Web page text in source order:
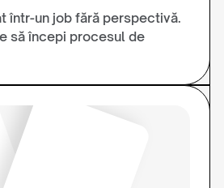
într-un job fără perspectivă.
să începi procesul de